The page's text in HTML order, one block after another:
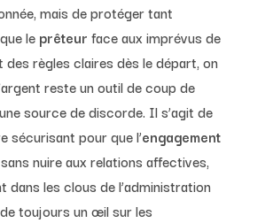
mais de protéger tant
que le prêteur face aux imprévus de
des règles claires dès le départ, on
reste un outil de coup de
source de discorde. Il s’agit de
sécurisant pour que l’engagement
nuire aux relations affectives,
dans les clous de l’administration
toujours un œil sur les